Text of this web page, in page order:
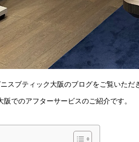
スブティック大阪のブログをご覧いただ
でのアフターサービスのご紹介です。